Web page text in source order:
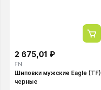
FN
2 675,01 ₽
Шиповки мужские Eagle (TF)
черные